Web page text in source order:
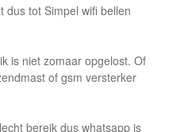
dus tot Simpel wifi bellen
is niet zomaar opgelost. Of
of gsm versterker
bereik dus whatsapp is